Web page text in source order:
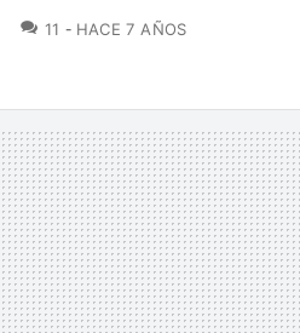
11 COMENTARIOS
HACE 7 AÑOS